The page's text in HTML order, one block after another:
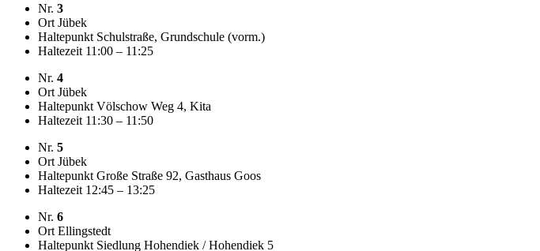
Nr. 3
Ort Jübek
Haltepunkt Schulstraße, Grundschule (vorm.)
Haltezeit 11:00 – 11:25
Nr. 4
Ort Jübek
Haltepunkt Völschow Weg 4, Kita
Haltezeit 11:30 – 11:50
Nr. 5
Ort Jübek
Haltepunkt Große Straße 92, Gasthaus Goos
Haltezeit 12:45 – 13:25
Nr. 6
Ort Ellingstedt
Haltepunkt Siedlung Hohendiek / Hohendiek 5